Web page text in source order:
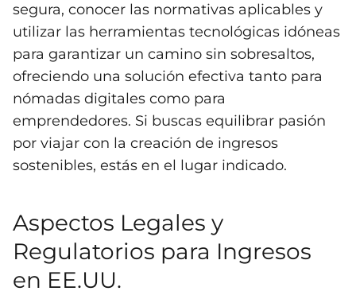
segura, conocer las normativas aplicables y
utilizar las herramientas tecnológicas idóneas
para garantizar un camino sin sobresaltos,
ofreciendo una solución efectiva tanto para
nómadas digitales como para
emprendedores. Si buscas equilibrar pasión
por viajar con la creación de ingresos
sostenibles, estás en el lugar indicado.
Aspectos Legales y
Regulatorios para Ingresos
en EE.UU.